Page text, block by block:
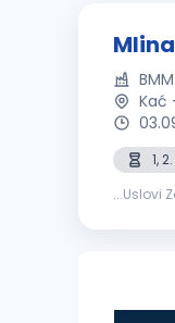
Kać
1,